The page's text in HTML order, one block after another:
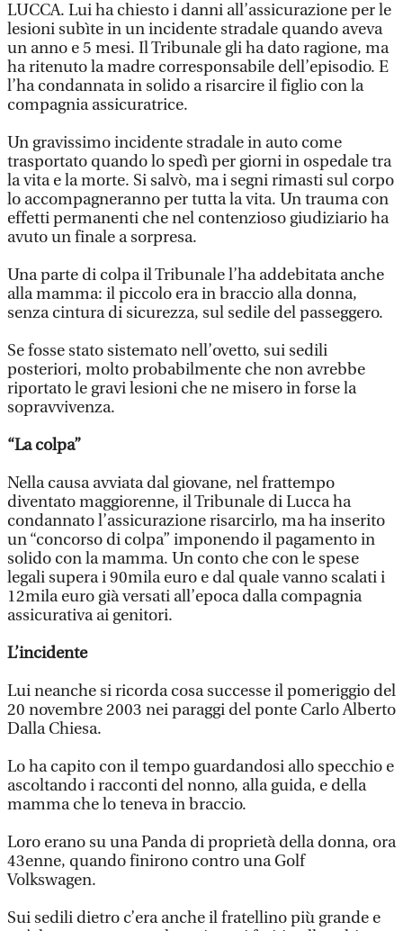
LUCCA. Lui ha chiesto i danni all’assicurazione per le
lesioni subìte in un incidente stradale quando aveva
un anno e 5 mesi. Il Tribunale gli ha dato ragione, ma
ha ritenuto la madre corresponsabile dell’episodio. E
l’ha condannata in solido a risarcire il figlio con la
compagnia assicuratrice.
Un gravissimo incidente stradale in auto come
trasportato quando lo spedì per giorni in ospedale tra
la vita e la morte. Si salvò, ma i segni rimasti sul corpo
lo accompagneranno per tutta la vita. Un trauma con
effetti permanenti che nel contenzioso giudiziario ha
avuto un finale a sorpresa.
Una parte di colpa il Tribunale l’ha addebitata anche
alla mamma: il piccolo era in braccio alla donna,
senza cintura di sicurezza, sul sedile del passeggero.
Se fosse stato sistemato nell’ovetto, sui sedili
posteriori, molto probabilmente che non avrebbe
riportato le gravi lesioni che ne misero in forse la
sopravvivenza.
“La colpa”
Nella causa avviata dal giovane, nel frattempo
diventato maggiorenne, il Tribunale di Lucca ha
condannato l’assicurazione risarcirlo, ma ha inserito
un “concorso di colpa” imponendo il pagamento in
solido con la mamma. Un conto che con le spese
legali supera i 90mila euro e dal quale vanno scalati i
12mila euro già versati all’epoca dalla compagnia
assicurativa ai genitori.
L’incidente
Lui neanche si ricorda cosa successe il pomeriggio del
20 novembre 2003 nei paraggi del ponte Carlo Alberto
Dalla Chiesa.
Lo ha capito con il tempo guardandosi allo specchio e
ascoltando i racconti del nonno, alla guida, e della
mamma che lo teneva in braccio.
Loro erano su una Panda di proprietà della donna, ora
43enne, quando finirono contro una Golf
Volkswagen.
Sui sedili dietro c’era anche il fratellino più grande e